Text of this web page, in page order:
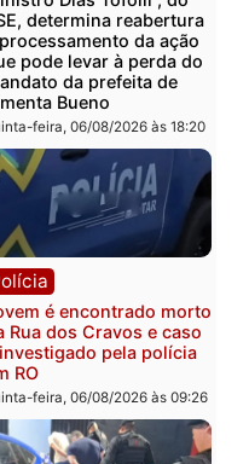
Polícia Militar apreende
explosivos e
durante patrulhamento
fluvial no Rio Madeira em
Porto Velho
sexta-feira, 07/08/2026 às
Política
Ministro Dias Tofolli , do
TSE, determina
e processamento da
que pode levar à perda
mandato da prefeita de
Pimenta Bueno